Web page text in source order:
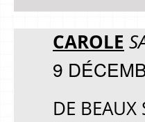
CAROLE
9
DE BEAUX